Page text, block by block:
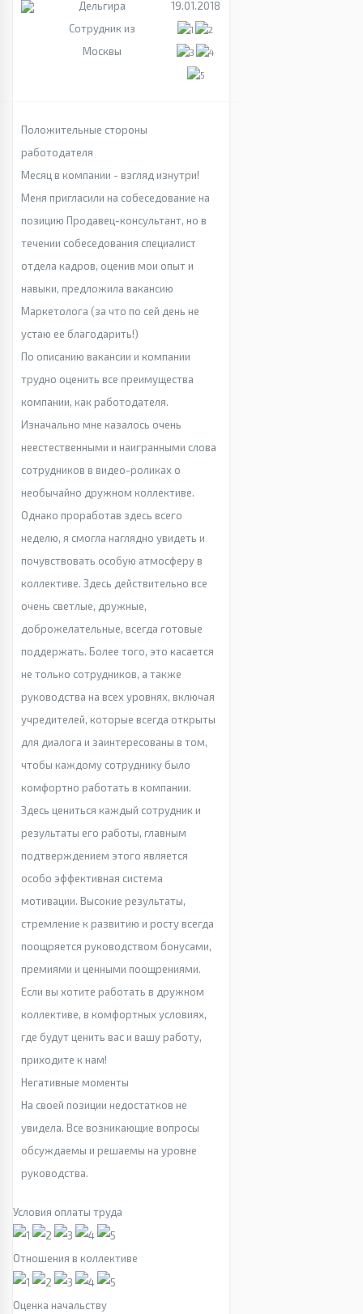
Дельгира
Сотрудник из
Москвы
19.01.2018
Положительные стороны
работодателя
Месяц в компании - взгляд изнутри!
Меня пригласили на собеседование на
позицию Продавец-консультант, но в
течении собеседования специалист
отдела кадров, оценив мои опыт и
навыки, предложила вакансию
Маркетолога (за что по сей день не
устаю ее благодарить!)
По описанию вакансии и компании
трудно оценить все преимущества
компании, как работодателя.
Изначально мне казалось очень
неестественными и наигранными слова
сотрудников в видео-роликах о
необычайно дружном коллективе.
Однако проработав здесь всего
неделю, я смогла наглядно увидеть и
почувствовать особую атмосферу в
коллективе. Здесь действительно все
очень светлые, дружные,
доброжелательные, всегда готовые
поддержать. Более того, это касается
не только сотрудников, а также
руководства на всех уровнях, включая
учредителей, которые всегда открыты
для диалога и заинтересованы в том,
чтобы каждому сотруднику было
комфортно работать в компании.
Здесь цениться каждый сотрудник и
результаты его работы, главным
подтверждением этого является
особо эффективная система
мотивации. Высокие результаты,
стремление к развитию и росту всегда
поощряется руководством бонусами,
премиями и ценными поощрениями.
Если вы хотите работать в дружном
коллективе, в комфортных условиях,
где будут ценить вас и вашу работу,
приходите к нам!
Негативные моменты
На своей позиции недостатков не
увидела. Все возникающие вопросы
обсуждаемы и решаемы на уровне
руководства.
Условия оплаты труда
Отношения в коллективе
Оценка начальству